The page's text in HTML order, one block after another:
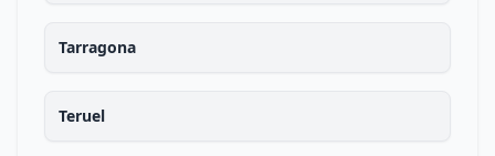
Tarragona
Teruel